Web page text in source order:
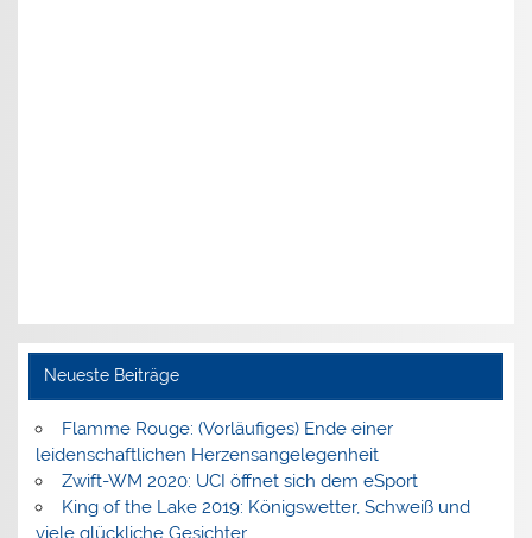
Neueste Beiträge
Flamme Rouge: (Vorläufiges) Ende einer
leidenschaftlichen Herzensangelegenheit
Zwift-WM 2020: UCI öffnet sich dem eSport
King of the Lake 2019: Königswetter, Schweiß und
viele glückliche Gesichter